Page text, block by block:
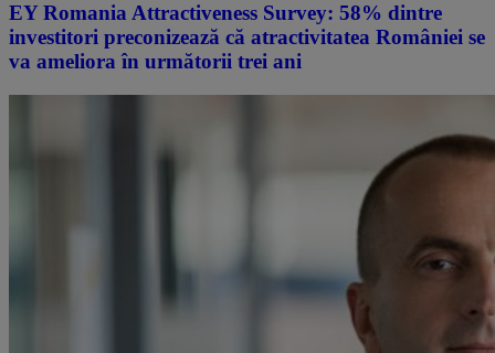
EY Romania Attractiveness Survey: 58% dintre
investitori preconizează că atractivitatea României se
va ameliora în următorii trei ani